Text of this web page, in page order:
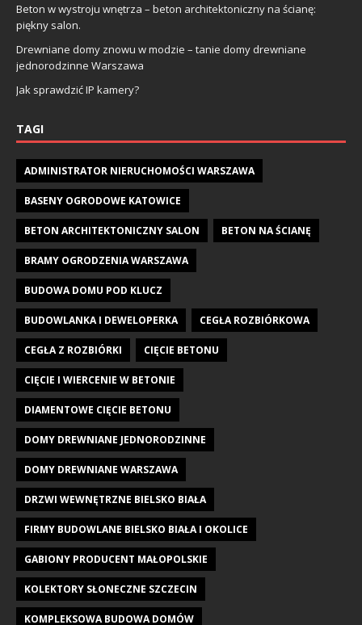
Beton w wystroju wnętrza – beton architektoniczny na ścianę:
piękny salon.
Drewniane domy znowu w modzie – tanie domy drewniane
jednorodzinne Warszawa
Jak sprawdzić IP kamery?
TAGI
ADMINISTRATOR NIERUCHOMOŚCI WARSZAWA
BASENY OGRODOWE KATOWICE
BETON ARCHITEKTONICZNY SALON BETON NA ŚCIANĘ
BRAMY OGRODZENIA WARSZAWA
BUDOWA DOMU POD KLUCZ
BUDOWLANKA I DEWELOPERKA CEGŁA ROZBIÓRKOWA
CEGŁA Z ROZBIÓRKI CIĘCIE BETONU
CIĘCIE I WIERCENIE W BETONIE
DIAMENTOWE CIĘCIE BETONU
DOMY DREWNIANE JEDNORODZINNE
DOMY DREWNIANE WARSZAWA
DRZWI WEWNĘTRZNE BIELSKO BIAŁA
FIRMY BUDOWLANE BIELSKO BIAŁA I OKOLICE
GABIONY PRODUCENT MAŁOPOLSKIE
KOLEKTORY SŁONECZNE SZCZECIN
KOMPLEKSOWA BUDOWA DOMÓW